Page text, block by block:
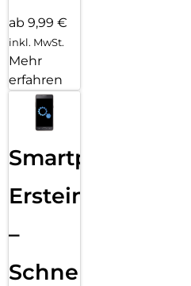
ab 9,99 €
inkl. MwSt.
Mehr
erfahren
Smartphone
Ersteinrichtung
–
Schnelle